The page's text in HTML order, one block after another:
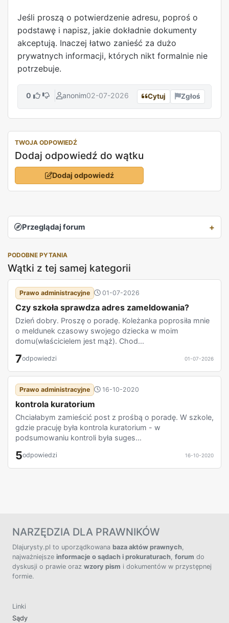
Jeśli proszą o potwierdzenie adresu, poproś o
podstawę i napisz, jakie dokładnie dokumenty
akceptują. Inaczej łatwo zanieść za dużo
prywatnych informacji, których nikt formalnie nie
potrzebuje.
0 anonim02-07-2026 Cytuj Zgłoś
TWOJA ODPOWIEDŹ
Dodaj odpowiedź do wątku
Dodaj odpowiedź
Przeglądaj forum
PODOBNE PYTANIA
Wątki z tej samej kategorii
Prawo administracyjne 01-07-2026
Czy szkoła sprawdza adres zameldowania?
Dzień dobry. Proszę o poradę. Koleżanka poprosiła mnie
o meldunek czasowy swojego dziecka w moim
domu(właścicielem jest mąż). Chod...
7odpowiedzi 01-07-2026
Prawo administracyjne 16-10-2020
kontrola kuratorium
Chciałabym zamieścić post z prośbą o poradę. W szkole,
gdzie pracuję była kontrola kuratorium - w
podsumowaniu kontroli była suges...
5odpowiedzi 16-10-2020
NARZĘDZIA DLA PRAWNIKÓW
Dlajurysty.pl to uporządkowana baza aktów prawnych,
najważniejsze informacje o sądach i prokuraturach, forum do
dyskusji o prawie oraz wzory pism i dokumentów w przystępnej
formie.
Linki
Sądy